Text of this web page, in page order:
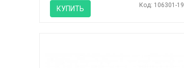
КУПИТЬ Код: 106301-19